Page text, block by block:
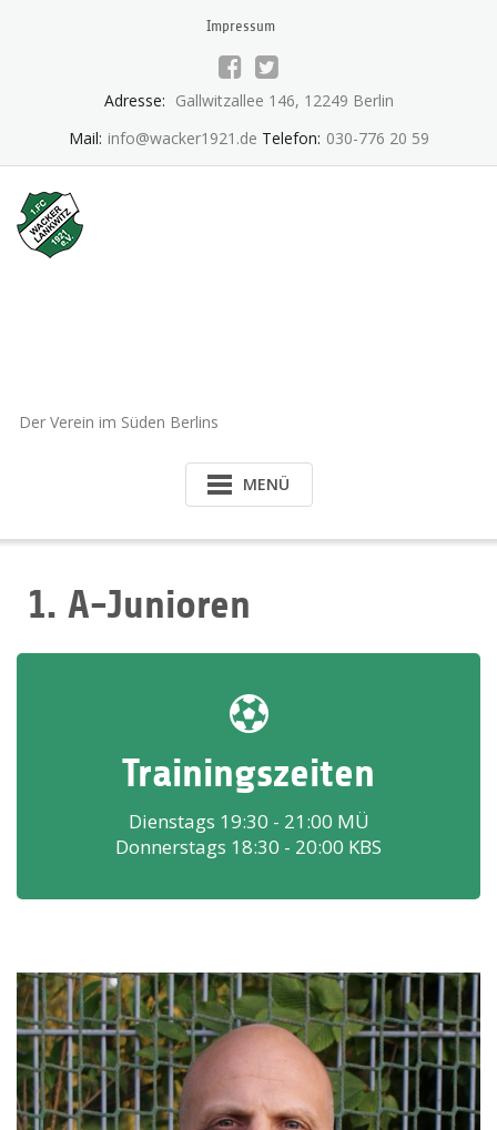
Impressum
Adresse: Gallwitzallee 146, 12249 Berlin
Mail: info@wacker1921.de Telefon: 030-776 20 59
Der Verein im Süden Berlins
MENÜ
1. A-Junioren
Trainingszeiten
Dienstags 19:30 - 21:00 MÜ
Donnerstags 18:30 - 20:00 KBS